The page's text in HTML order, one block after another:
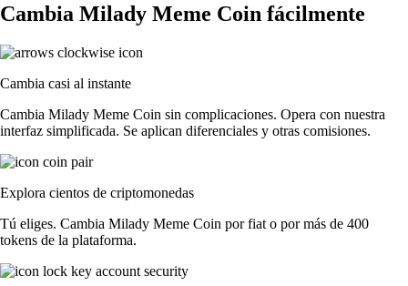
Cambia Milady Meme Coin fácilmente
Cambia casi al instante
Cambia Milady Meme Coin sin complicaciones. Opera con nuestra
interfaz simplificada. Se aplican diferenciales y otras comisiones.
Explora cientos de criptomonedas
Tú eliges. Cambia Milady Meme Coin por fiat o por más de 400
tokens de la plataforma.